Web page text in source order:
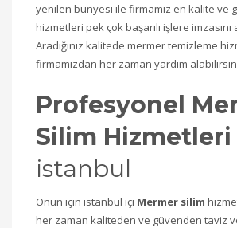
yenilen bünyesi ile firmamız en kalite ve
hizmetleri pek çok başarılı işlere imzasını
Aradığınız kalitede mermer temizleme
firmamızdan her zaman yardım
Profesyonel
Silim Hizmetleri
istanbul
Onun için istanbul içi Mermer silim
her zaman kaliteden ve güvenden taviz